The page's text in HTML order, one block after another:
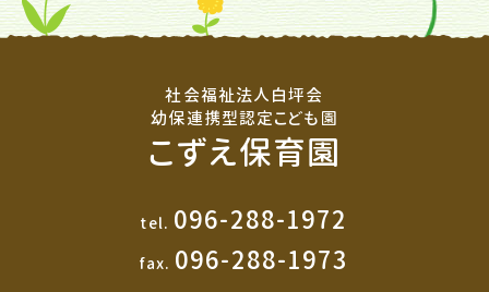
社会福祉法人白坪会
幼保連携型認定こども園
こずえ保育園
tel. 096-288-1972
fax. 096-288-1973